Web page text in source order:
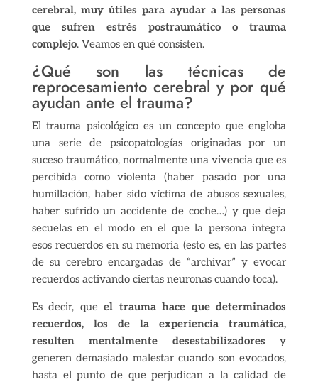
cerebral, muy útiles para ayudar a las personas
que sufren estrés postraumático o trauma
complejo. Veamos en qué consisten.
¿Qué son las técnicas de
reprocesamiento cerebral y por qué
ayudan ante el trauma?
El trauma psicológico es un concepto que engloba
una serie de psicopatologías originadas por un
suceso traumático, normalmente una vivencia que es
percibida como violenta (haber pasado por una
humillación, haber sido víctima de abusos sexuales,
haber sufrido un accidente de coche…) y que deja
secuelas en el modo en el que la persona integra
esos recuerdos en su memoria (esto es, en las partes
de su cerebro encargadas de “archivar” y evocar
recuerdos activando ciertas neuronas cuando toca).
Es decir, queel trauma hace que determinados
recuerdos, los de la experiencia traumática,
resulten mentalmente desestabilizadores y
generen demasiado malestar cuando son evocados,
hasta el punto de que perjudican a la calidad de